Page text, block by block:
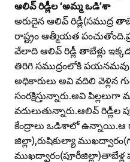
ఆలివ్‌ రిడ్లీల ‘అమ్మ ఒడి’శా
అరుదైన ఆలివ్‌ రిడ్లీ(సముద్ర
రాష్ట్రం ఆత్మీయత
వేలాది ఆలివ్‌ రిడ్లీ తాబేళ్లు
తిరిగి సముద్రంలోకి
అధికారులు అవి వదిలి వెళ్లిన
సంరక్షిస్తున్నారు.అవి
వదులుతున్నారు.ఆలివ్‌ రిడ్లీల
కేంద్రాలు ఒడిశాలో ఉన్నాయి.ఆ
జిల్లా),రుషికుల్యా
ముఖద్వారం(పూరీజిల్లా)తాబేళ్ల